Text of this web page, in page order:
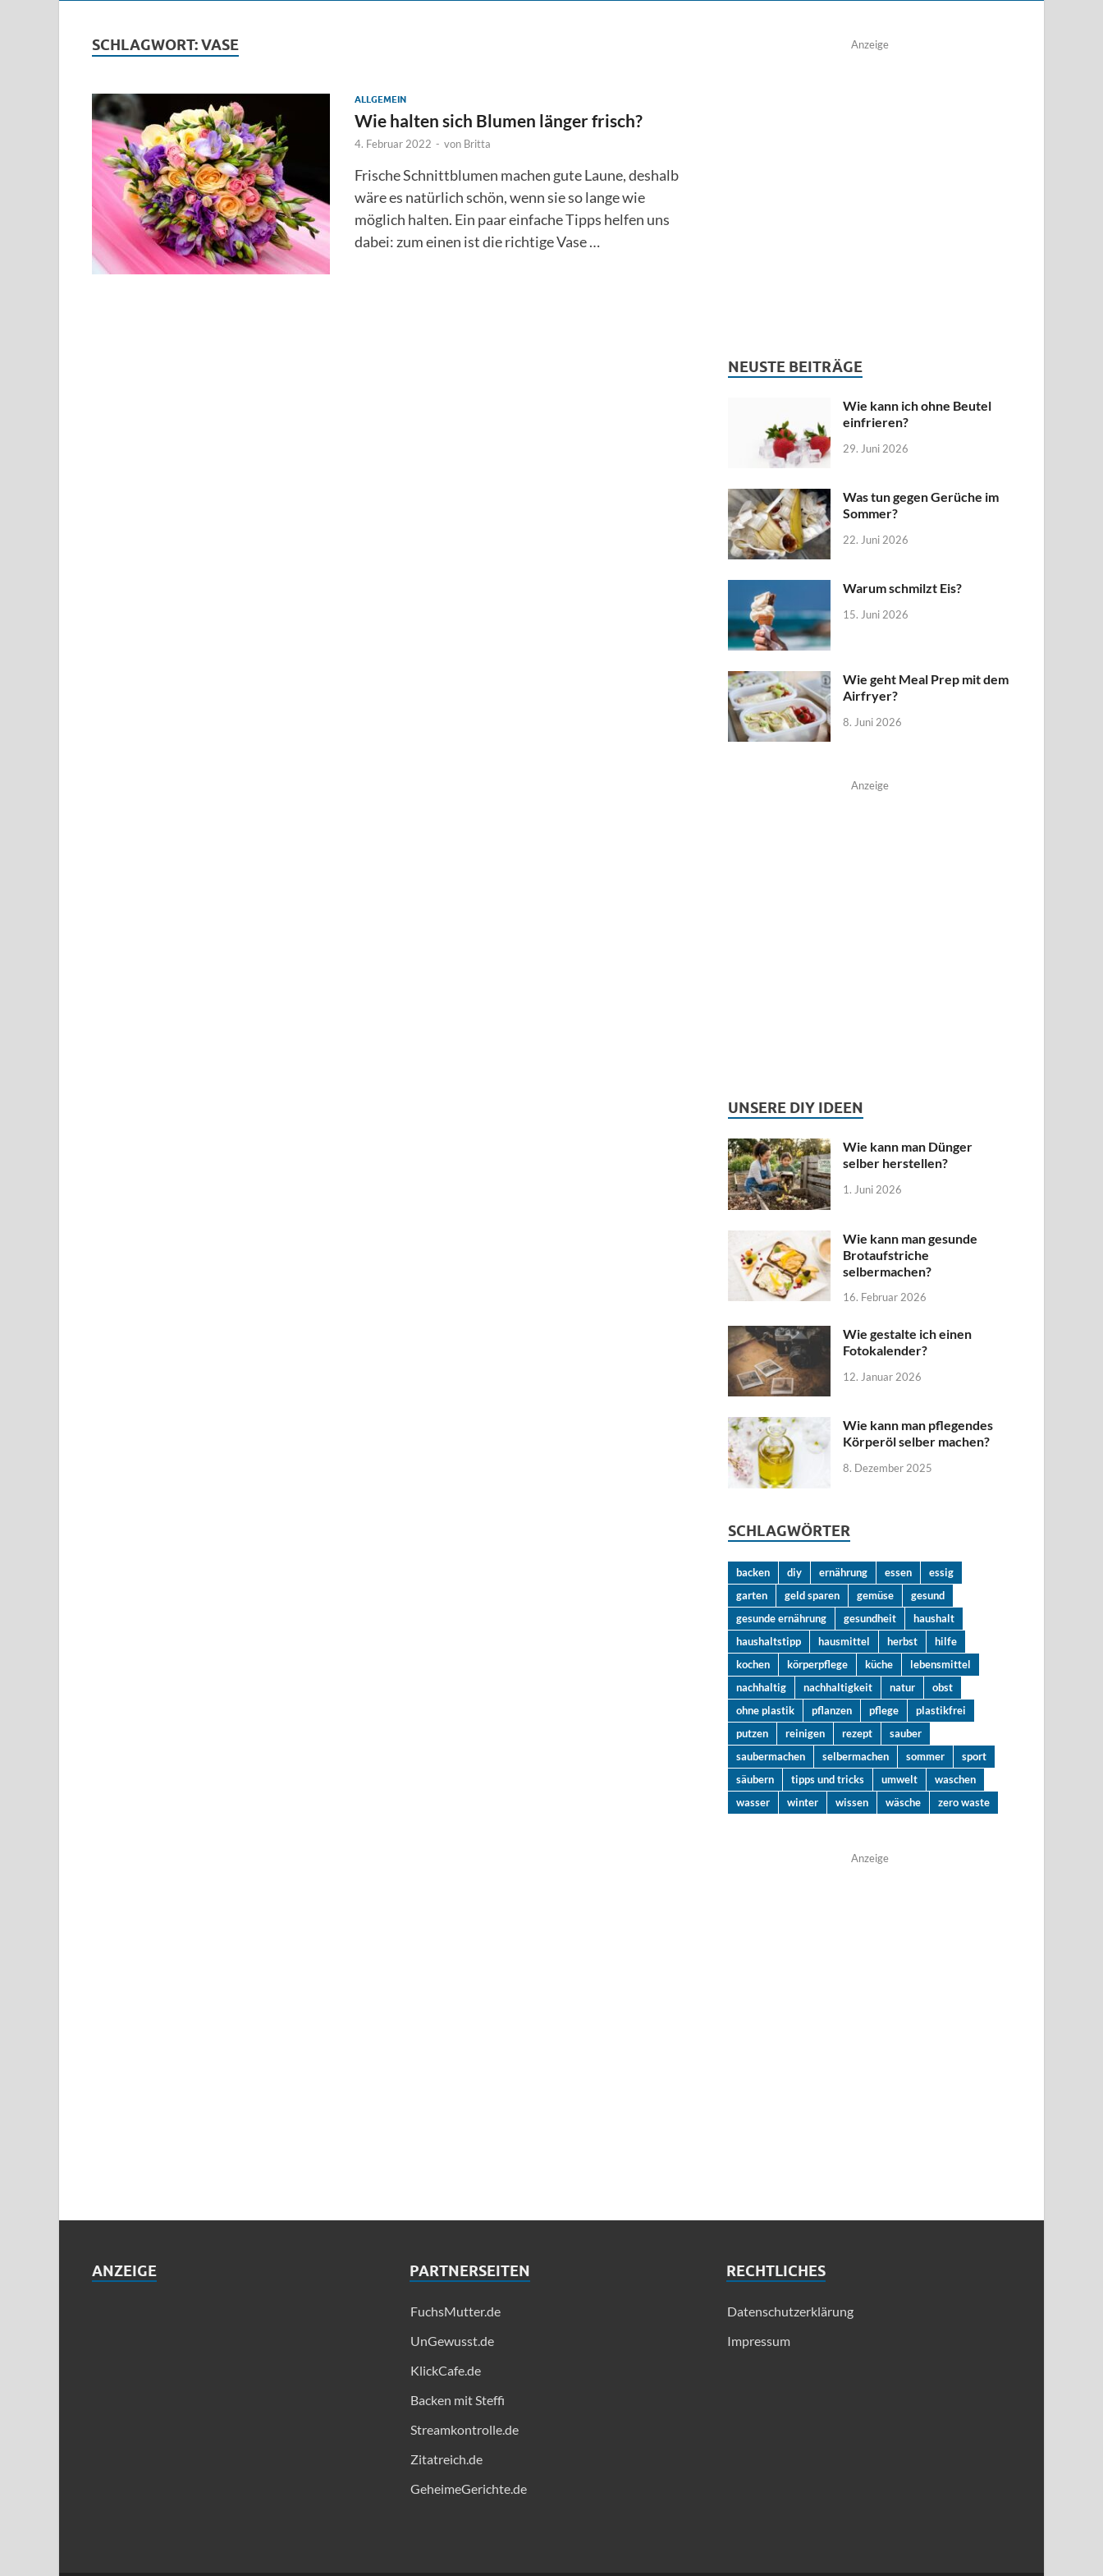
SCHLAGWORT:VASE
ALLGEMEIN
Wie halten sich Blumen länger frisch?
4. Februar 2022 - von Britta
Frische Schnittblumen machen gute Laune, deshalb
wäre es natürlich schön, wenn sie so lange wie
möglich halten. Ein paar einfache Tipps helfen uns
dabei: zum einen ist die richtige Vase …
Anzeige
NEUSTE BEITRÄGE
Wie kann ich ohne Beutel
einfrieren?
29. Juni 2026
Was tun gegen Gerüche im
Sommer?
22. Juni 2026
Warum schmilzt Eis?
15. Juni 2026
Wie geht Meal Prep mit dem
Airfryer?
8. Juni 2026
Anzeige
UNSERE DIY IDEEN
Wie kann man Dünger
selber herstellen?
1. Juni 2026
Wie kann man gesunde
Brotaufstriche
selbermachen?
16. Februar 2026
Wie gestalte ich einen
Fotokalender?
12. Januar 2026
Wie kann man pflegendes
Körperöl selber machen?
8. Dezember 2025
SCHLAGWÖRTER
backen diy ernährung essen
essig
garten
geld sparen gemüse
gesund
gesunde ernährung
gesundheit
haushalt
haushaltstipp
hausmittel herbst
hilfe
kochen
körperpflege küche
lebensmittel
nachhaltig
nachhaltigkeit natur
obst
ohne plastik
pflanzen pflege
plastikfrei
putzen
reinigen rezept
sauber
saubermachen
selbermachen sommer
sport
säubern
tipps und tricks umwelt
waschen
wasser
winter wissen wäsche zero waste
Anzeige
ANZEIGE PARTNERSEITEN
FuchsMutter.de
UnGewusst.de
KlickCafe.de
Backen mit Steffi
Streamkontrolle.de
Zitatreich.de
GeheimeGerichte.de
RECHTLICHES
Datenschutzerklärung
Impressum